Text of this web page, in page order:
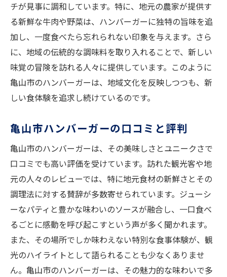
チが見事に調和しています。特に、地元の農家が提供す
る新鮮な牛肉や野菜は、ハンバーガーに独特の旨味を追
加し、一度食べたら忘れられない印象を与えます。さら
に、地域の伝統的な調味料を取り入れることで、新しい
味覚の冒険を訪れる人々に提供しています。このように
亀山市のハンバーガーは、地域文化を反映しつつも、新
しい食体験を追求し続けているのです。
亀山市ハンバーガーの口コミと評判
亀山市のハンバーガーは、その美味しさとユニークさで
口コミでも高い評価を受けています。訪れた観光客や地
元の人々のレビューでは、特に地元食材の新鮮さとその
調理法に対する賛辞が多数寄せられています。ジューシ
ーなパティと豊かな味わいのソースが融合し、一口食べ
るごとに感動を呼び起こすという声が多く聞かれます。
また、その場所でしか味わえない特別な食事体験が、観
光のハイライトとして語られることも少なくありませ
ん。亀山市のハンバーガーは、その魅力的な味わいで多